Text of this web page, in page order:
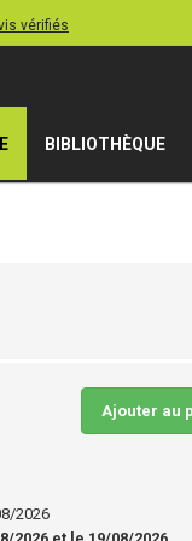
vérifiés
BIBLIOTHÈQUE
Ajouter au
2026